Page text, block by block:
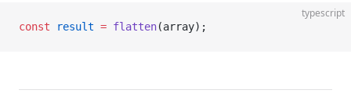
typescript
const result = flatten(array);